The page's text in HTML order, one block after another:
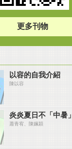
更多刊物
以容的自我介紹
陳以容
炎炎夏⽇不「中暑」
蕭青宥、陳姵穎